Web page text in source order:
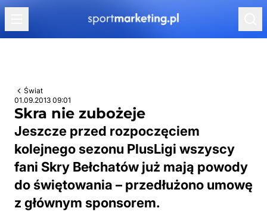
Przejdź do treści
Świat
01.09.2013 09:01
Skra nie zubożeje
Jeszcze przed rozpoczęciem
kolejnego sezonu PlusLigi wszyscy
fani Skry Bełchatów już mają powody
do świętowania – przedłużono umowę
z głównym sponsorem.